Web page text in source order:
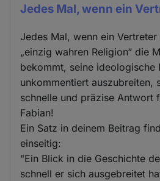
Jedes Mal, wenn ein
Jedes Mal, wenn ein
„einzig wahren Religion“ die
bekommt, seine ideologische
unkommentiert auszubreiten,
schnelle und präzise Antwort
Fabian!
Ein Satz in deinem Beitrag
einseitig:
"Ein Blick in die Geschichte
schnell er sich ausgebreitet